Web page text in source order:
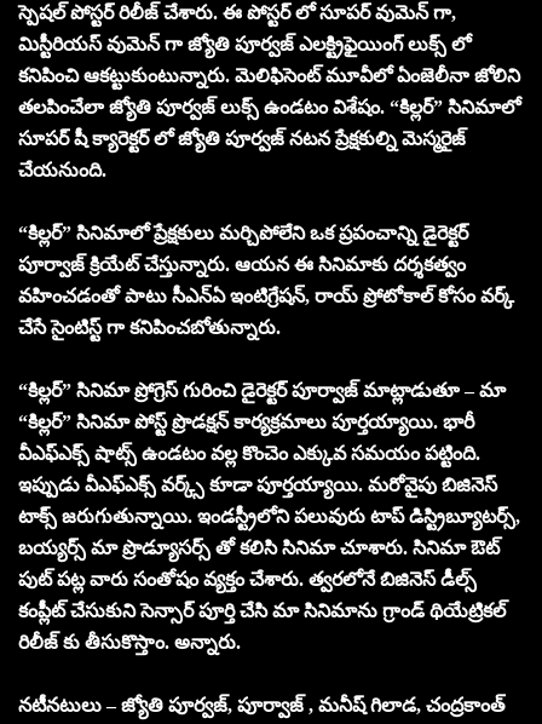
స్పెషల్ పోస్టర్ రిలీజ్ చేశారు. ఈ పోస్టర్ లో సూపర్ వుమెన్ గా,
మిస్టీరియస్ వుమెన్ గా జ్యోతి పూర్వజ్ ఎలక్ట్రిఫైయింగ్ లుక్స్ లో
కనిపించి ఆకట్టుకుంటున్నారు. మెలిఫిసెంట్ మూవీలో ఏంజెలీనా జోలిని
తలపించేలా జ్యోతి పూర్వజ్ లుక్స్ ఉండటం విశేషం. “కిల్లర్” సినిమాలో
సూపర్ షీ క్యారెక్టర్ లో జ్యోతి పూర్వజ్ నటన ప్రేక్షకుల్ని మెస్మరైజ్
చేయనుంది.
“కిల్లర్” సినిమాలో ప్రేక్షకులు మర్చిపోలేని ఒక ప్రపంచాన్ని డైరెక్టర్
పూర్వాజ్ క్రియేట్ చేస్తున్నారు. ఆయన ఈ సినిమాకు దర్శకత్వం
వహించడంతో పాటు సీఎన్ఏ ఇంటిగ్రేషన్, రాయ్ ప్రోటోకాల్ కోసం వర్క్
చేసే సైంటిస్ట్ గా కనిపించబోతున్నారు.
“కిల్లర్” సినిమా ప్రోగ్రెస్ గురించి డైరెక్టర్ పూర్వాజ్ మాట్లాడుతూ – మా
“కిల్లర్” సినిమా పోస్ట్ ప్రొడక్షన్ కార్యక్రమాలు పూర్తయ్యాయి. భారీ
వీఎఫ్ఎక్స్ షాట్స్ ఉండటం వల్ల కొంచెం ఎక్కువ సమయం పట్టింది.
ఇప్పుడు వీఎఫ్ఎక్స్ వర్క్స్ కూడా పూర్తయ్యాయి. మరోవైపు బిజినెస్
టాక్స్ జరుగుతున్నాయి. ఇండస్ట్రీలోని పలువురు టాప్ డిస్ట్రిబ్యూటర్స్,
బయ్యర్స్ మా ప్రొడ్యూసర్స్ తో కలిసి సినిమా చూశారు. సినిమా ఔట్
పుట్ పట్ల వారు సంతోషం వ్యక్తం చేశారు. త్వరలోనే బిజినెస్ డీల్స్
కంప్లీట్ చేసుకుని సెన్సార్ పూర్తి చేసి మా సినిమాను గ్రాండ్ థియేట్రికల్
రిలీజ్ కు తీసుకొస్తాం. అన్నారు.
నటీనటులు – జ్యోతి పూర్వజ్, పూర్వాజ్ , మనీష్ గిలాడ, చంద్రకాంత్